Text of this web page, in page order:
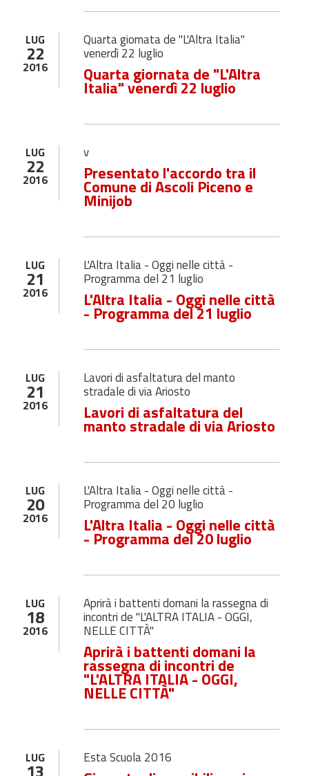
LUG
22
2016
Quarta giornata de "L'Altra Italia"
venerdì 22 luglio
Quarta giornata de "L'Altra
Italia" venerdì 22 luglio
LUG
22
2016
v
Presentato l'accordo tra il
Comune di Ascoli Piceno e
Minijob
LUG
21
2016
L'Altra Italia - Oggi nelle città -
Programma del 21 luglio
L'Altra Italia - Oggi nelle città
- Programma del 21 luglio
LUG
21
2016
Lavori di asfaltatura del manto
stradale di via Ariosto
Lavori di asfaltatura del
manto stradale di via Ariosto
LUG
20
2016
L'Altra Italia - Oggi nelle città -
Programma del 20 luglio
L'Altra Italia - Oggi nelle città
- Programma del 20 luglio
LUG
18
2016
Aprirà i battenti domani la rassegna di
incontri de "L'ALTRA ITALIA - OGGI,
NELLE CITTÀ"
Aprirà i battenti domani la
rassegna di incontri de
"L'ALTRA ITALIA - OGGI,
NELLE CITTÀ"
LUG Esta Scuola 2016